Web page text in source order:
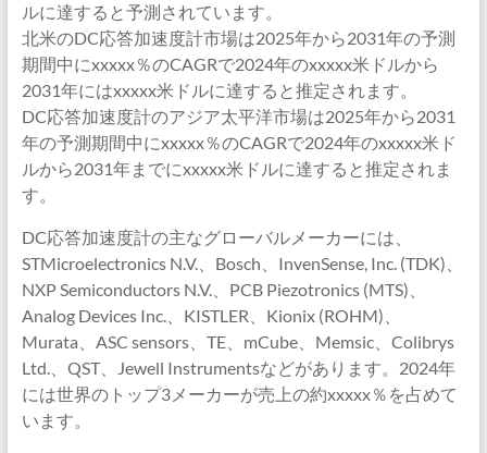
ルに達すると予測されています。
北米のDC応答加速度計市場は2025年から2031年の予測
期間中にxxxxx％のCAGRで2024年のxxxxx米ドルから
2031年にはxxxxx米ドルに達すると推定されます。
DC応答加速度計のアジア太平洋市場は2025年から2031
年の予測期間中にxxxxx％のCAGRで2024年のxxxxx米ド
ルから2031年までにxxxxx米ドルに達すると推定されま
す。
DC応答加速度計の主なグローバルメーカーには、
STMicroelectronics N.V.、Bosch、InvenSense, Inc. (TDK)、
NXP Semiconductors N.V.、PCB Piezotronics (MTS)、
Analog Devices Inc.、KISTLER、Kionix (ROHM)、
Murata、ASC sensors、TE、mCube、Memsic、Colibrys
Ltd.、QST、Jewell Instrumentsなどがあります。2024年
には世界のトップ3メーカーが売上の約xxxxx％を占めて
います。